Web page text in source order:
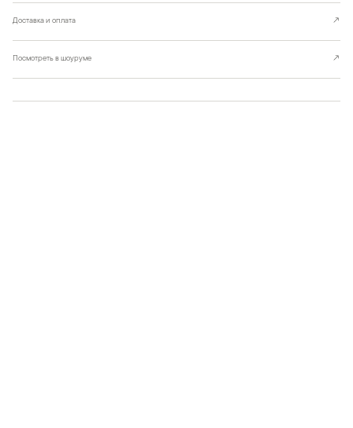
Доставка и оплата ↗
Посмотреть в шоуруме ↗